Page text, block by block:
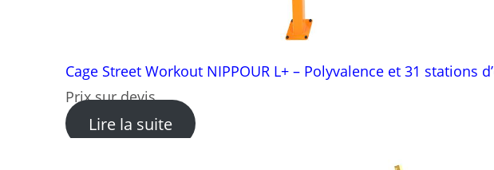
Cage Street Workout NIPPOUR L+ – Polyvalence et 31 stations
Prix sur devis
Lire la suite: Cage Street Workout NIPPOUR L+ –